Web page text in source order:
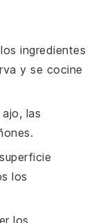
ingredientes
y se cocine
las
los